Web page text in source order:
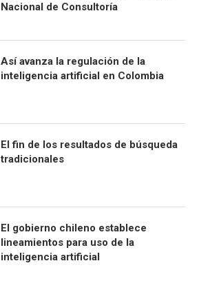
Nacional de Consultoría
Así avanza la regulación de la
inteligencia artificial en Colombia
El fin de los resultados de búsqueda
tradicionales
El gobierno chileno establece
lineamientos para uso de la
inteligencia artificial